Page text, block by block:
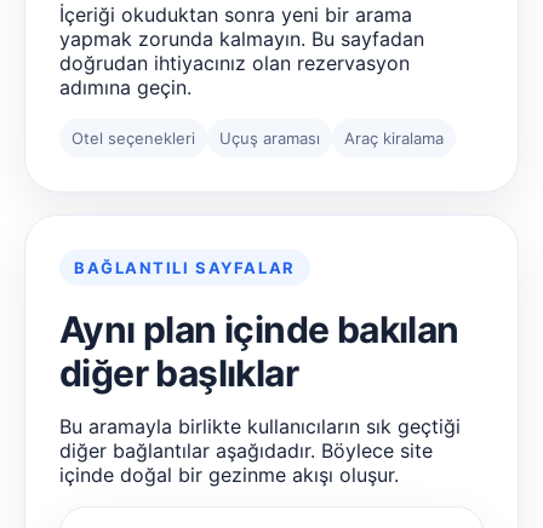
İçeriği okuduktan sonra yeni bir arama
yapmak zorunda kalmayın. Bu sayfadan
doğrudan ihtiyacınız olan rezervasyon
adımına geçin.
Otel seçenekleri Uçuş araması Araç kiralama
BAĞLANTILI SAYFALAR
Aynı plan içinde bakılan
diğer başlıklar
Bu aramayla birlikte kullanıcıların sık geçtiği
diğer bağlantılar aşağıdadır. Böylece site
içinde doğal bir gezinme akışı oluşur.